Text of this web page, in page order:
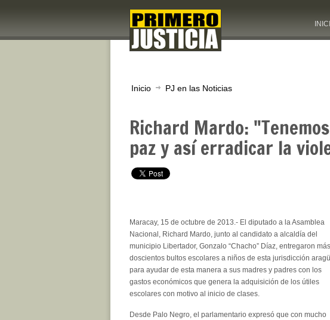
Inicio PJ en las Noticias
Richard Mardo:
paz y así erradicar la
Maracay, 15 de octubre de 2013.- El diputado a la Asamblea
Nacional, Richard Mardo, junto al candidato a alcaldía del
municipio Libertador, Gonzalo “Chacho” Díaz, entregaron
doscientos bultos escolares a niños de esta jurisdicción
para ayudar de esta manera a sus madres y padres con los
gastos económicos que genera la adquisición de los útiles
escolares con motivo al inicio de clases.
Desde Palo Negro, el parlamentario expresó que con mucho